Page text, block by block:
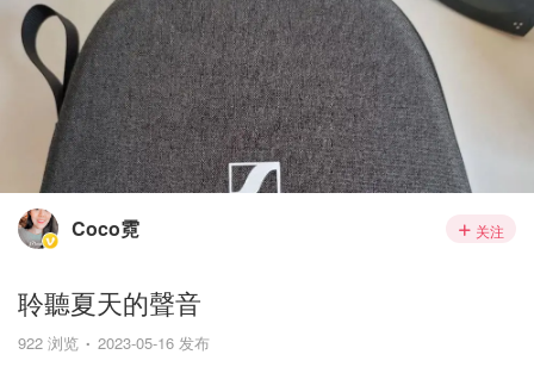
Coco霓 关注
聆聽夏天的聲音
922 浏览 2023-05-16 发布